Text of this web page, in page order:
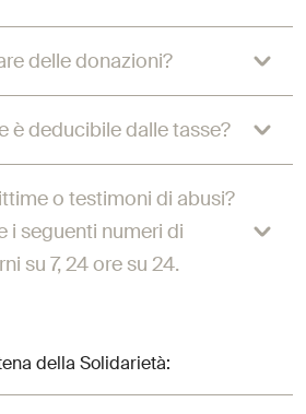
delle donazioni?
è deducibile dalle tasse?
o testimoni di abusi?
i seguenti numeri di
su 7, 24 ore su 24.
della Solidarietà: